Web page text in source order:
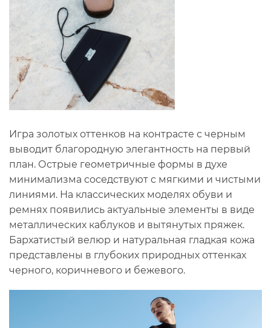
Игра золотых оттенков на контрасте с черным
выводит благородную элегантность на первый
план. Острые геометричные формы в духе
минимализма соседствуют с мягкими и чистыми
линиями. На классических моделях обуви и
ремнях появились актуальные элементы в виде
металлических каблуков и вытянутых пряжек.
Бархатистый велюр и натуральная гладкая кожа
представлены в глубоких природных оттенках
черного, коричневого и бежевого.